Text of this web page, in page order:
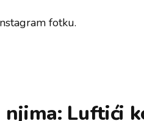
fotku.
Luftići